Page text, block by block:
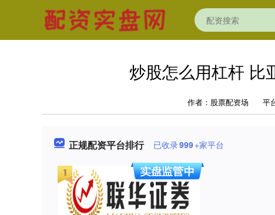
炒股怎么用杠杆 比
作者：股票配资场 平
正规配资平台排行 已收录999+家平台